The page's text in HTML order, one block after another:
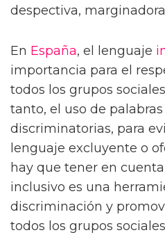
despectiva,
En España, el lenguaje
importancia para el
todos los grupos
tanto, el uso de
discriminatorias, para
lenguaje excluyente o
hay que tener en
inclusivo es una
discriminación y
todos los grupos